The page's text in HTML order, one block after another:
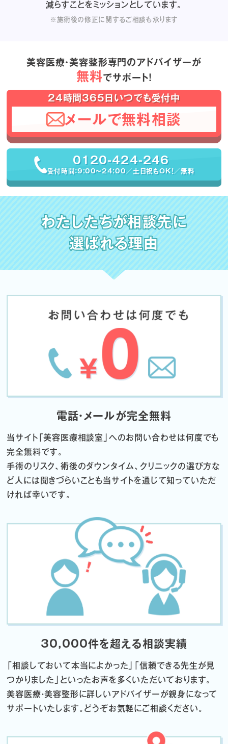
減らすことをミッションとしています。
※施術後の修正に関するご相談も承ります
美容医療・美容整形専門のアドバイザーが
無料でサポート！
24時間365日いつでも受付中
メールで無料相談
0120-424-246
受付時間：9:00〜24:00／土日祝もOK！／無料
わたしたちが相談先に
選ばれる理由
電話・メールが完全無料
当サイト「美容医療相談室」へのお問い合わせは何度でも
完全無料です。
手術のリスク、術後のダウンタイム、クリニックの選び方な
ど 人には聞きづらいことも当サイトを通じて知っていただ
ければ幸いです。
30,000件を超える相談実績
「相談しておいて本当によかった」「信頼できる先生が見
つかりました」 といったお声を多くいただいております。
美容医療・美容整形に詳しいアドバイザーが親身になって
サポートいたします。 どうぞお気軽にご相談ください。